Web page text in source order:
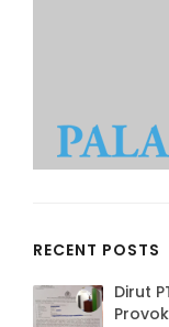
RECENT POSTS
Dirut